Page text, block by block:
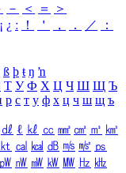
－ ＜ ＝
＞
¡ ¿ ː ！ ＇ ， ． ／
：
ß þ ŧ ŋ ŉ
Т У Ф Х Ц Ч Ш Щ Ъ
р с т у ф х ц ч ш щ ъ
㎗ ℓ ㎘ ㏄ ㎣ ㎤ ㎥ ㎦
㏏ ㎈ ㎉ ㏈ ㎧ ㎨ ㎰
㎺ ㎻ ㎽ ㎾ ㎿ ㎐ ㎑